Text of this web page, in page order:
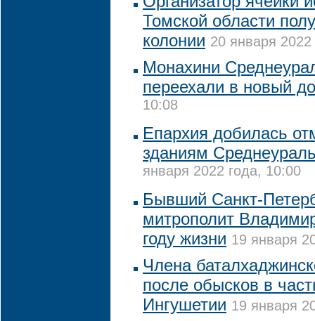
Томской области
колонии 20 января
Монахини
переехали в новый
10:08
Епархия добилась
зданиям
января 2022 года, 10:00
Бывший Санкт-
митрополит
году жизни 19 января
Члена
после обысков в
Ингушетии 19 января